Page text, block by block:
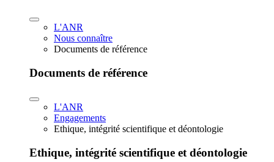
L'ANR
Nous connaître
Documents de référence
Documents de référence
L'ANR
Engagements
Ethique, intégrité scientifique et déontologie
Ethique, intégrité scientifique et déontologie